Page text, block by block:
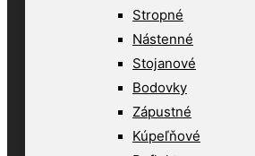
Stropné
Nástenné
Stojanové
Bodovky
Zápustné
Kúpeľňové